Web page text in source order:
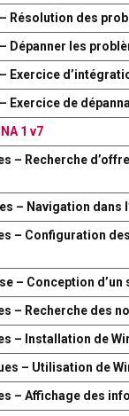
Résolution des
Dépanner les
Exercice
Exercice de
1 v7
– Recherche
– Navigation
– Configuration
– Conception
– Recherche des
– Installation de
– Utilisation de
– Affichage des